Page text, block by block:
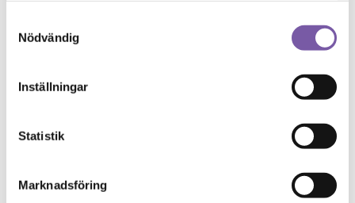
Nödvändig
Inställningar
Statistik
Marknadsföring
Samarbeta med oss